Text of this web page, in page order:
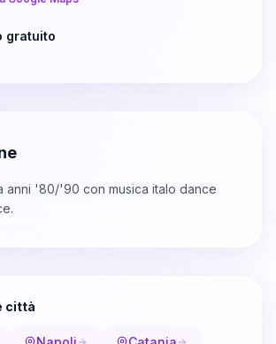
gratuito
anni '80/'90 con musica italo dance
città